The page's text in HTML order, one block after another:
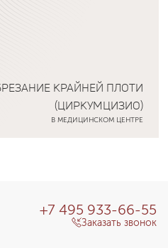
КРАЙНЕЙ ПЛОТИ
(ЦИРКУМЦИЗИО)
В МЕДИЦИНСКОМ ЦЕНТРЕ
+7 495 933-66-55
Заказать звонок